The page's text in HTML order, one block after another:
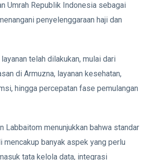
Umrah Republik Indonesia sebagai
penyelenggaraan haji dan
telah dilakukan, mulai dari
di Armuzna, layanan kesehatan,
hingga percepatan fase pemulangan
Labbaitom menunjukkan bahwa standar
mencakup banyak aspek yang perlu
tata kelola data, integrasi